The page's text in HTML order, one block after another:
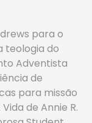
para o
teologia do
Adventista
de
para missão
de Annie R.